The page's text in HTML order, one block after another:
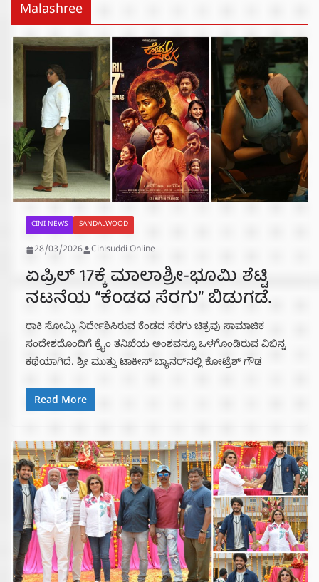
Malashree
CINI NEWS SANDALWOOD
28/03/2026 Cinisuddi Online
ಏಪ್ರಿಲ್ 17ಕ್ಕೆ ಮಾಲಾಶ್ರೀ-ಭೂಮಿ ಶೆಟ್ಟಿ
ನಟನೆಯ “ಕೆಂಡದ ಸೆರಗು” ಬಿಡುಗಡೆ.
ರಾಕಿ ಸೋಮ್ಲಿ ನಿರ್ದೇಶಿಸಿರುವ ಕೆಂಡದ ಸೆರಗು ಚಿತ್ರವು ಸಾಮಾಜಿಕ
ಸಂದೇಶದೊಂದಿಗೆ ಕ್ರೈಂ ತನಿಖೆಯ ಅಂಶವನ್ನೂ ಒಳಗೊಂಡಿರುವ ವಿಭಿನ್ನ
ಕಥೆಯಾಗಿದೆ. ಶ್ರೀ ಮುತ್ತು ಟಾಕೀಸ್ ಬ್ಯಾನರ್‌ನಲ್ಲಿ ಕೋಟ್ರೆಶ್ ಗೌಡ
Read More